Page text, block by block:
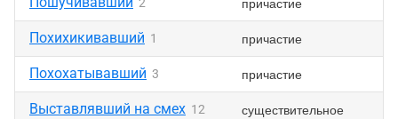
Похихикивавший 1 причастие
Похохатывавший 3 причастие
Выставлявший на смех 12 существительное